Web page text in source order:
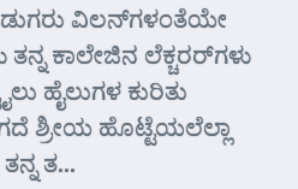
ವಿಲನ್‌ಗಳಂತೆಯೇ
ತನ್ನ ಕಾಲೇಜಿನ ಲೆಕ್ಚರರ್‌ಗಳು
ಹೈಲುಗಳ ಕುರಿತು
ಶ್ರೀಯ ಹೊಟ್ಟೆಯಲೆಲ್ಲಾ
ತ...